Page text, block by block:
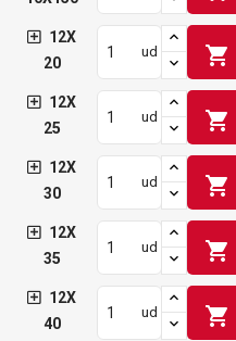
12X
20
ud shopping_cart
12X
25
ud shopping_cart
12X
30
ud shopping_cart
12X
35
ud shopping_cart
12X
40
ud shopping_cart